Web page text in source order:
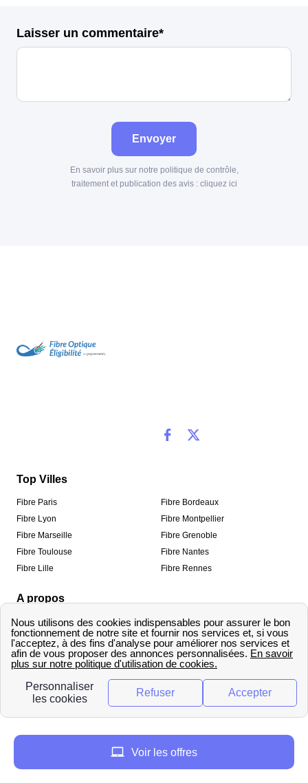
Laisser un commentaire*
Envoyer
En savoir plus sur notre politique de contrôle,
traitement et publication des avis : cliquez ici
Top Villes
Fibre Paris
Fibre Lyon
Fibre Marseille
Fibre Toulouse
Fibre Lille
Fibre Bordeaux
Fibre Montpellier
Fibre Grenoble
Fibre Nantes
Fibre Rennes
A propos
Qui sommes-nous ?
Informations de contact
Méthodologie de classement
Mentions légales
Traitement des avis
Copyright © fibre-optique-eligibilite.fr 2026 – Tous
droits réservés
Voir les offres